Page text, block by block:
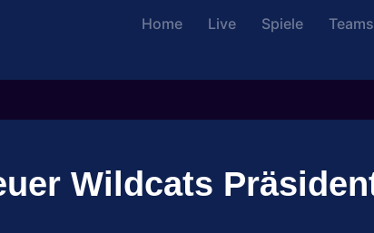
Home Live Spiele Teams
Wildcats